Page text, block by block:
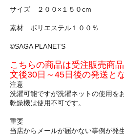
サイズ ２００×１５０cm
素材 ポリエステル１００％
©SAGA PLANETS
こちらの商品は受注販売商
文後30日～45日後の発送と
注意
洗濯可能ですが洗濯ネットの使用を
乾燥機は使用不可です。
重要
当店からメールが届かない事例が発